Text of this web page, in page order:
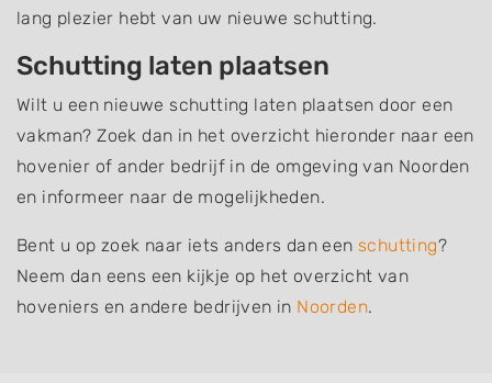
lang plezier hebt van uw nieuwe schutting.
Schutting laten plaatsen
Wilt u een nieuwe schutting laten plaatsen door een
vakman? Zoek dan in het overzicht hieronder naar een
hovenier of ander bedrijf in de omgeving van Noorden
en informeer naar de mogelijkheden.
Bent u op zoek naar iets anders dan een schutting?
Neem dan eens een kijkje op het overzicht van
hoveniers en andere bedrijven in Noorden.